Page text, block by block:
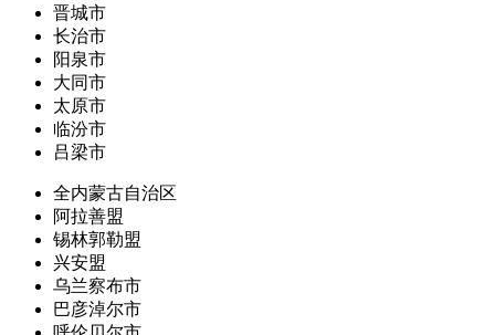
晋城市
长治市
阳泉市
大同市
太原市
临汾市
吕梁市
全内蒙古自治区
阿拉善盟
锡林郭勒盟
兴安盟
乌兰察布市
巴彦淖尔市